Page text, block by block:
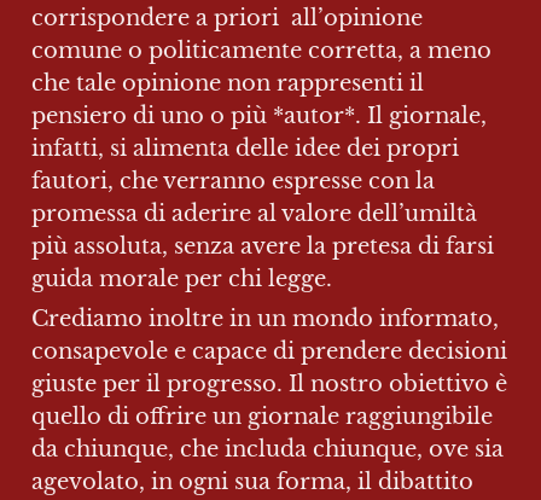
corrispondere a priori  all’opinione
comune o politicamente corretta, a meno
che tale opinione non rappresenti il
pensiero di uno o più *autor*. Il giornale,
infatti, si alimenta delle idee dei propri
fautori, che verranno espresse con la
promessa di aderire al valore dell’umiltà
più assoluta, senza avere la pretesa di farsi
guida morale per chi legge.
Crediamo inoltre in un mondo informato,
consapevole e capace di prendere decisioni
giuste per il progresso. Il nostro obiettivo è
quello di offrire un giornale raggiungibile
da chiunque, che includa chiunque, ove sia
agevolato, in ogni sua forma, il dibattito